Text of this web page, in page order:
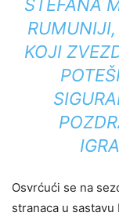
STEFANA
KOJI
Osvrćući se na
stranaca u